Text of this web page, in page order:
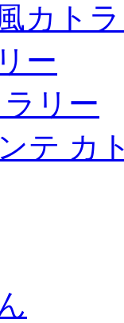
カト
ー
リー
テ カ